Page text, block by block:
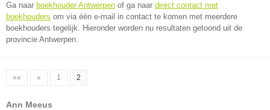
Ga naar boekhouder Antwerpen of ga naar direct contact met
boekhouders om via één e-mail in contact te komen met meerdere
boekhouders tegelijk. Hieronder worden nu resultaten getoond uit de
provincie Antwerpen.
«« « 1 2
Ann Meeus